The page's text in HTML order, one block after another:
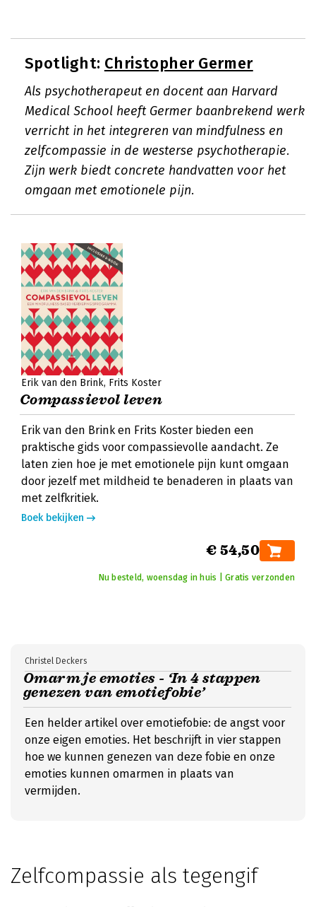
Spotlight: Christopher Germer
Als psychotherapeut en docent aan Harvard
Medical School heeft Germer baanbrekend werk
verricht in het integreren van mindfulness en
zelfcompassie in de westerse psychotherapie.
Zijn werk biedt concrete handvatten voor het
omgaan met emotionele pijn.
Erik van den Brink Frits Koster
Compassievol leven
Erik van den Brink en Frits Koster bieden een
praktische gids voor compassievolle aandacht. Ze
laten zien hoe je met emotionele pijn kunt omgaan
door jezelf met mildheid te benaderen in plaats van
met zelfkritiek.
Boek bekijken
€ 54,50
Nu besteld, woensdag in huis | Gratis verzonden
Omarm je emoties - ‘In 4 stappen
genezen van emotiefobie’
Christel Deckers
Een helder artikel over emotiefobie: de angst voor
onze eigen emoties. Het beschrijft in vier stappen
hoe we kunnen genezen van deze fobie en onze
emoties kunnen omarmen in plaats van
vermijden.
Zelfcompassie als tegengif